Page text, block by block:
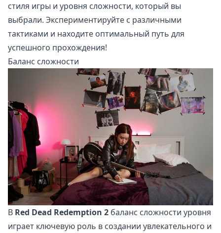
стиля игры и уровня сложности, который вы
выбрали. Экспериментируйте с различными
тактиками и находите оптимальный путь для
успешного прохождения!
Баланс сложности
В Red Dead Redemption 2 баланс сложности уровня
играет ключевую роль в создании увлекательного и